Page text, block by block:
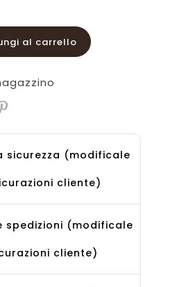
al carrello
sicurezza (modificale
cliente)
spedizioni (modificale
cliente)